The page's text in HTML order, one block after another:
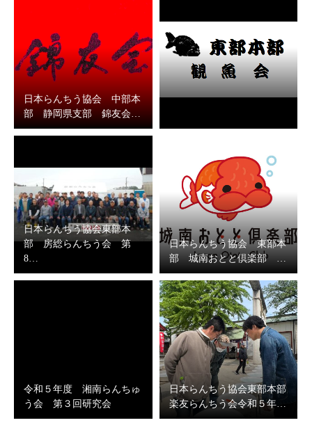
日本らんちう協会 中部本
部 静岡県支部 錦友会…
日本らんちう協会東部本
部 房総らんちう会 第
8…
日本らんちう協会 東部本
部 城南おとと倶楽部 …
令和５年度 湘南らんちゅ
う会 第３回研究会
日本らんちう協会東部本部
楽友らんちう会令和５年…